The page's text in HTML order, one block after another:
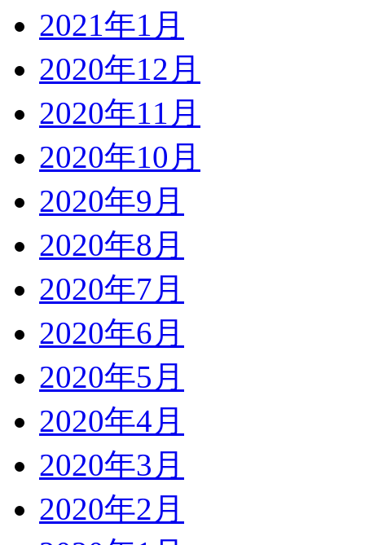
2021年1月
2020年12月
2020年11月
2020年10月
2020年9月
2020年8月
2020年7月
2020年6月
2020年5月
2020年4月
2020年3月
2020年2月